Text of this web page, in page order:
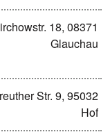
18, 08371
Glauchau
Str. 9, 95032
Hof